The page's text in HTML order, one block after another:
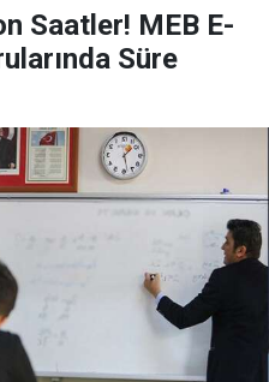
Saatler! MEB E-
Süre